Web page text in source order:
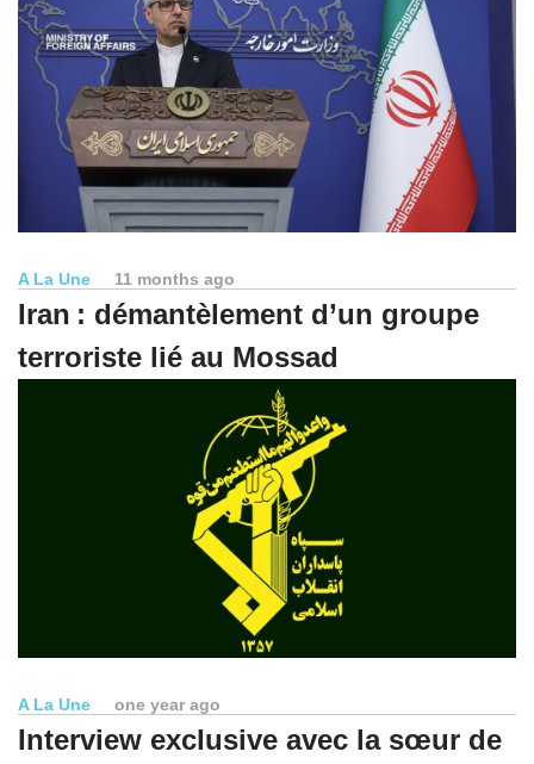
A La Une 11 months ago
Iran : démantèlement d’un groupe
terroriste lié au Mossad
A La Une one year ago
Interview exclusive avec la sœur de